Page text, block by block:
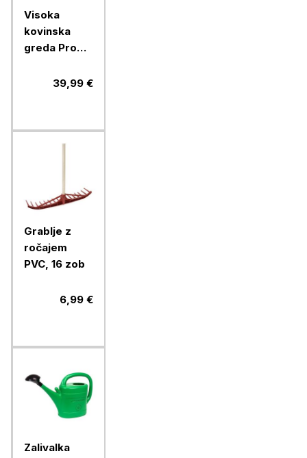
Visoka
kovinska
greda Pro
pocinkana,
39,99 €
Grablje z
ročajem
PVC, 16 zob
6,99 €
Zalivalka